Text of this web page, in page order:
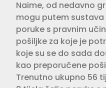
Naime, od nedavno
mogu putem
poruke s pravnim
pošiljke za koje je
koje su se do sada
kao preporučene
Trenutno ukupno 56